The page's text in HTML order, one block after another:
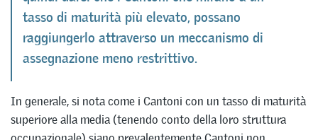
tasso di maturità più elevato, possano
raggiungerlo attraverso un meccanismo di
assegnazione meno restrittivo.
In generale, si nota come i Cantoni con un tasso di maturità
superiore alla media (tenendo conto della loro struttura